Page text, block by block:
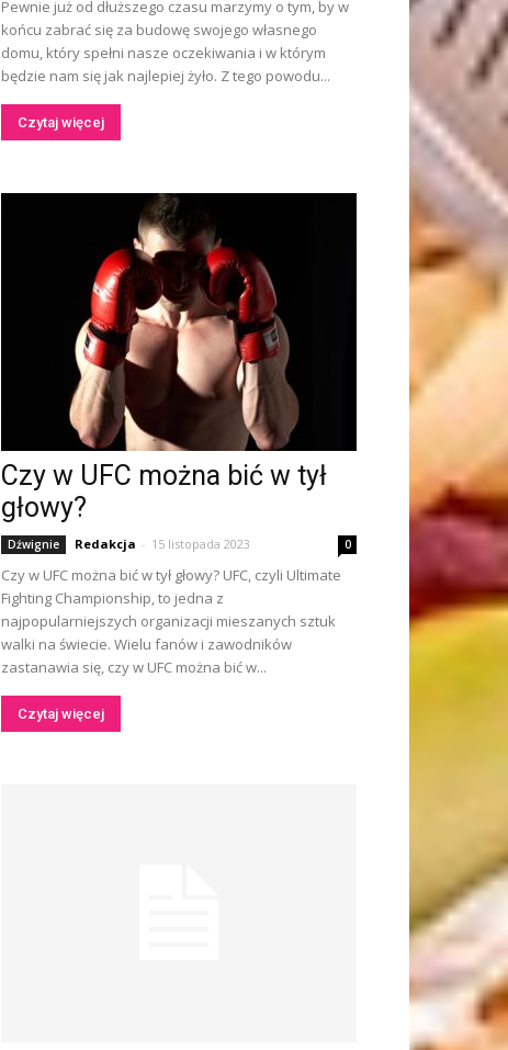
Pewnie już od dłuższego czasu marzymy o tym, by w
końcu zabrać się za budowę swojego własnego
domu, który spełni nasze oczekiwania i w którym
będzie nam się jak najlepiej żyło. Z tego powodu...
Czytaj więcej
Czy w UFC można bić w tył
głowy?
Dźwignie Redakcja - 15 listopada 2023 0
Czy w UFC można bić w tył głowy? UFC, czyli Ultimate
Fighting Championship, to jedna z
najpopularniejszych organizacji mieszanych sztuk
walki na świecie. Wielu fanów i zawodników
zastanawia się, czy w UFC można bić w...
Czytaj więcej